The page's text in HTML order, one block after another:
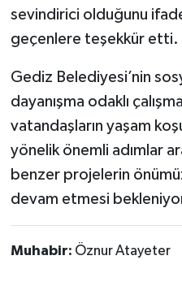
sevindirici olduğunu
geçenlere teşekkür etti.
Gediz Belediyesi’nin
dayanışma odaklı
vatandaşların yaşam
yönelik önemli adımlar
benzer projelerin
devam etmesi
Muhabir: Öznur Atayeter